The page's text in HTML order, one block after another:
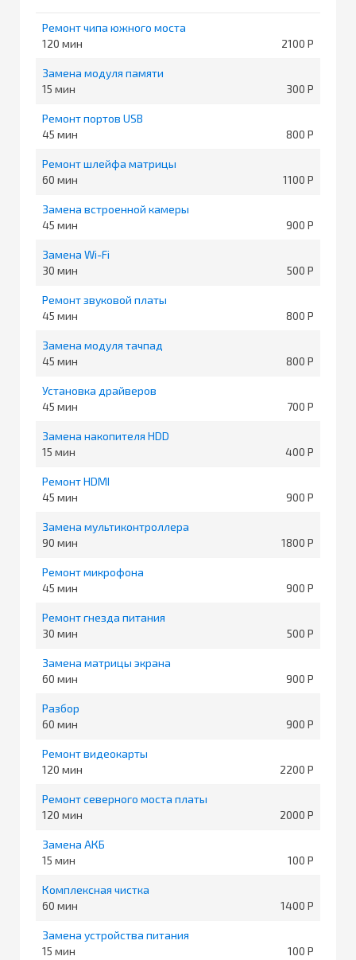
Ремонт чипа южного моста
120
2100
Замена модуля памяти
15
300
Ремонт портов USB
45
800
Ремонт шлейфа матрицы
60
1100
Замена встроенной камеры
45
900
Замена Wi-Fi
30
500
Ремонт звуковой платы
45
800
Замена модуля тачпад
45
800
Установка драйверов
45
700
Замена накопителя HDD
15
400
Ремонт HDMI
45
900
Замена мультиконтроллера
90
1800
Ремонт микрофона
45
900
Ремонт гнезда питания
30
500
Замена матрицы экрана
60
900
Разбор
60
900
Ремонт видеокарты
120
2200
Ремонт северного моста платы
120
2000
Замена АКБ
15
100
Комплексная чистка
60
1400
Замена устройства питания
15
100